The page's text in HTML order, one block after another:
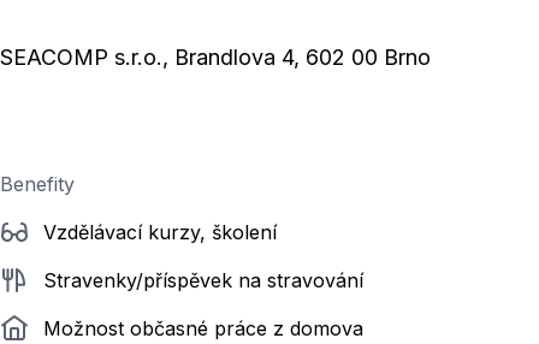
SEACOMP s.r.o., Brandlova 4, 602 00 Brno
Benefity
Vzdělávací kurzy, školení
Stravenky/příspěvek na stravování
Možnost občasné práce z domova